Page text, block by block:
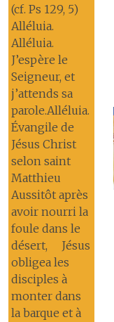
(cf. Ps 129, 5)
Alléluia.
Alléluia.
J’espère le
Seigneur, et
j’attends sa
parole.Alléluia.
Évangile de
Jésus Christ
selon saint
Matthieu
Aussitôt après
avoir nourri la
foule dans le
désert, Jésus
obligea les
disciples à
monter dans
la barque et à